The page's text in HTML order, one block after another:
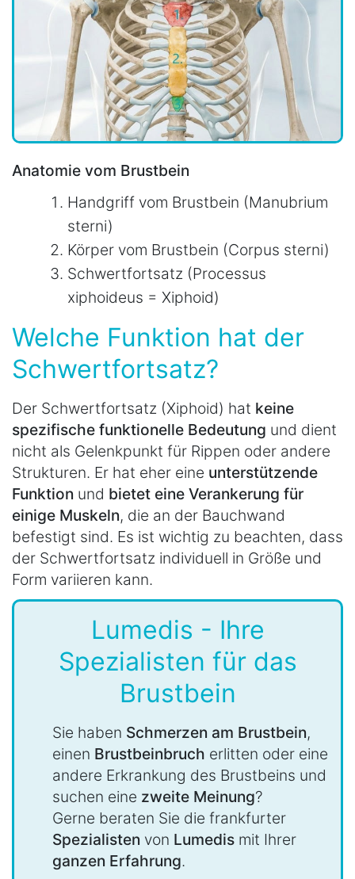
Anatomie vom Brustbein
Handgriff vom Brustbein (Manubrium
sterni)
Körper vom Brustbein (Corpus sterni)
Schwertfortsatz (Processus
xiphoideus = Xiphoid)
Welche Funktion hat der
Schwertfortsatz?
Der Schwertfortsatz (Xiphoid) hat keine
spezifische funktionelle Bedeutung und dient
nicht als Gelenkpunkt für Rippen oder andere
Strukturen. Er hat eher eine unterstützende
Funktion und bietet eine Verankerung für
einige Muskeln, die an der Bauchwand
befestigt sind. Es ist wichtig zu beachten, dass
der Schwertfortsatz individuell in Größe und
Form variieren kann.
Lumedis - Ihre
Spezialisten für das
Brustbein
Sie haben Schmerzen am Brustbein,
einen Brustbeinbruch erlitten oder eine
andere Erkrankung des Brustbeins und
suchen eine zweite Meinung?
Gerne beraten Sie die frankfurter
Spezialisten von Lumedis mit Ihrer
ganzen Erfahrung.